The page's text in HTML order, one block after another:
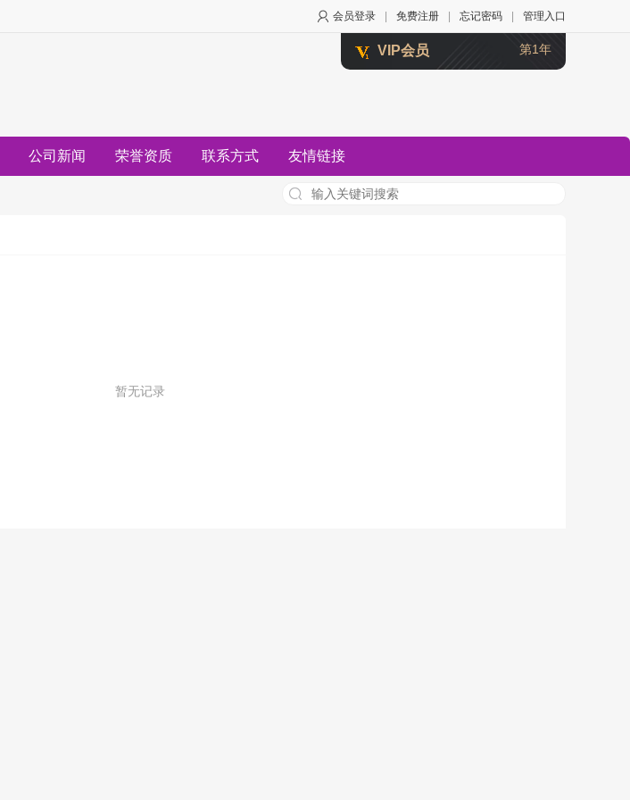
会员登录 免费注册 忘记密码 管理入口
VIP会员 第1年
公司新闻 荣誉资质 联系方式 友情链接
暂无记录